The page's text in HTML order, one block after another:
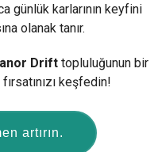
günlük karlarının keyfini
olanak tanır.
Drifttopluluğunun bir
keşfedin!
artırın.